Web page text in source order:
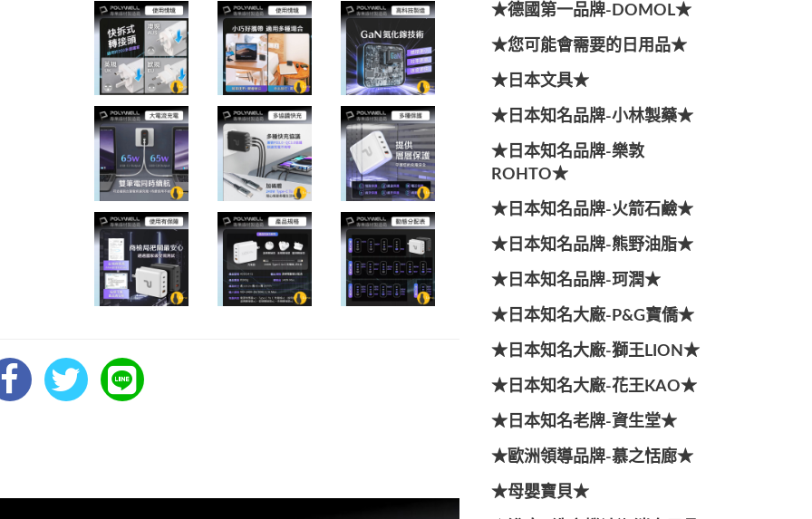
★德國第一品牌-DOMOL★
★您可能會需要的日用品★
★日本文具★
★日本知名品牌-小林製藥★
★日本知名品牌-樂敦
ROHTO★
★日本知名品牌-火箭石鹼★
★日本知名品牌-熊野油脂★
★日本知名品牌-珂潤★
★日本知名大廠-P&G寶僑★
★日本知名大廠-獅王LION★
★日本知名大廠-花王KAO★
★日本知名老牌-資生堂★
★歐洲領導品牌-慕之恬廊★
★母嬰寶貝★